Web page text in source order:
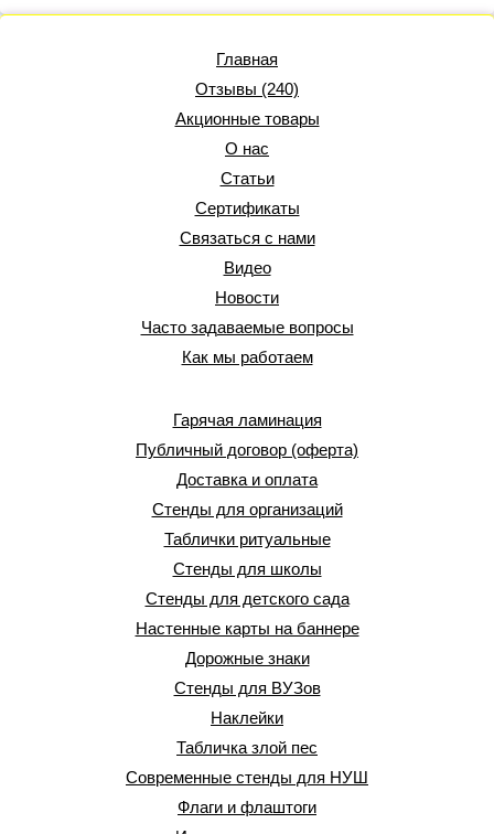
Главная
Отзывы (240)
Акционные товары
О нас
Статьи
Сертификаты
Связаться с нами
Видео
Новости
Часто задаваемые вопросы
Как мы работаем
Гарячая ламинация
Публичный договор (оферта)
Доставка и оплата
Стенды для организаций
Таблички ритуальные
Стенды для школы
Стенды для детского сада
Настенные карты на баннере
Дорожные знаки
Стенды для ВУЗов
Наклейки
Табличка злой пес
Современные стенды для НУШ
Флаги и флаштоги